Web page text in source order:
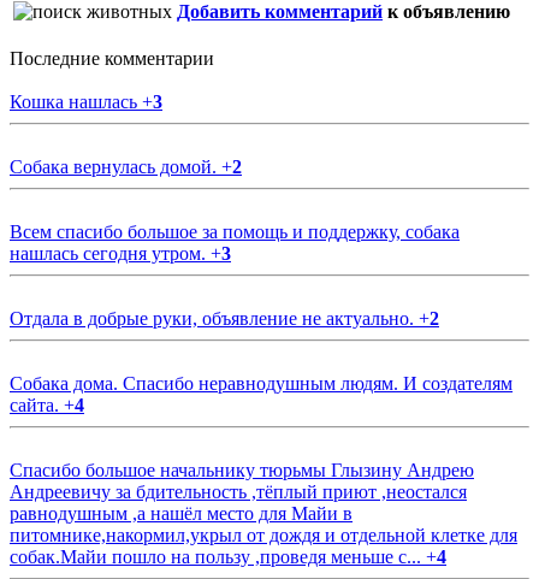
Добавить комментарий к объявлению
Последние комментарии
Кошка нашлась +3
Собака вернулась домой. +2
Всем спасибо большое за помощь и поддержку, собака
нашлась сегодня утром. +3
Отдала в добрые руки, объявление не актуально. +2
Собака дома. Спасибо неравнодушным людям. И создателям
сайта. +4
Спасибо большое начальнику тюрьмы Глызину Андрею
Андреевичу за бдительность ,тёплый приют ,неостался
равнодушным ,а нашёл место для Майи в
питомнике,накормил,укрыл от дождя и отдельной клетке для
собак.Майи пошло на пользу ,проведя меньше с... +4